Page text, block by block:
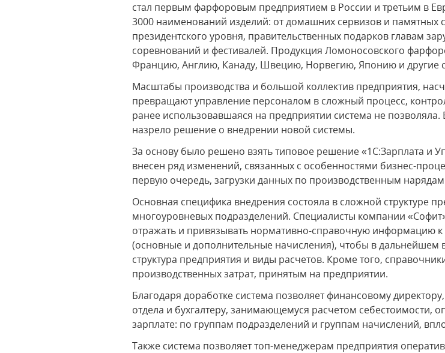
стал первым фарфоровым предприятием в России и третьим в
3000 наименований изделий: от домашних сервизов и памятных
президентского уровня, правительственных подарков главам
соревнований и фестивалей. Продукция Ломоносовского
Францию, Англию, Канаду, Швецию, Норвегию, Японию и другие
Масштабы производства и большой коллектив предприятия,
превращают управление персоналом в сложный процесс,
ранее использовавшаяся на предприятии система не
назрело решение о внедрении новой системы.
За основу было решено взять типовое решение «1С:Зарплата и
внесен ряд изменений, связанных с особенностями бизнес-
первую очередь, загрузки данных по производственным
Основная специфика внедрения состояла в сложной структуре
многоуровневых подразделений. Специалисты компании
отражать и привязывать нормативно-справочную информацию
(основные и дополнительные начисления), чтобы в дальнейшем
структура предприятия и виды расчетов. Кроме того,
производственных затрат, принятым на предприятии.
Благодаря доработке система позволяет финансовому
отдела и бухгалтеру, занимающемуся расчетом себестоимости,
зарплате: по группам подразделений и группам начислений,
Также система позволяет топ-менеджерам предприятия